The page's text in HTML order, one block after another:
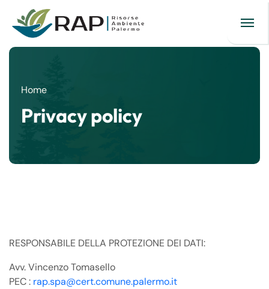
Home
Privacy policy
RESPONSABILE DELLA PROTEZIONE DEI DATI:
Avv. Vincenzo Tomasello
PEC : rap.spa@cert.comune.palermo.it